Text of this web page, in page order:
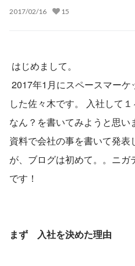
2017/02/16 15
はじめまして。
した佐々木です。 入社して
なん？を書いてみようと思い
資料で会社の事を書いて発
が、ブログは初めて。。ニ
です！
まず　入社を決めた理由